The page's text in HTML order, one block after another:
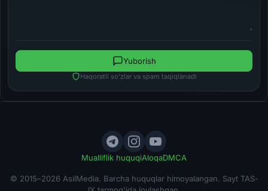
Haqoratli so'zlar va spam taqiqlanadi
Yuborish
Mualliflik huquqiAloqaDMCA
© 2015–2026 AsilMedia. Barcha huquqlar himoyalangan. Sayt TAS-